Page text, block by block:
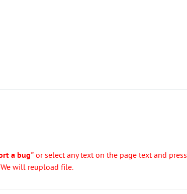
a bug" or select any text on the page text and press
will reupload file.